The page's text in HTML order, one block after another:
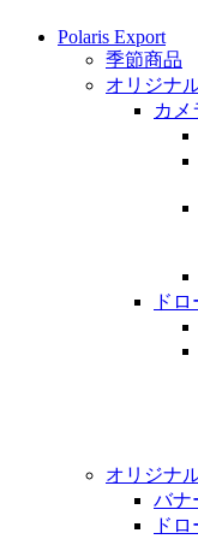
Polaris Export
季節商品
オリジナ
カメ
ド
オリジナ
バナ
ド